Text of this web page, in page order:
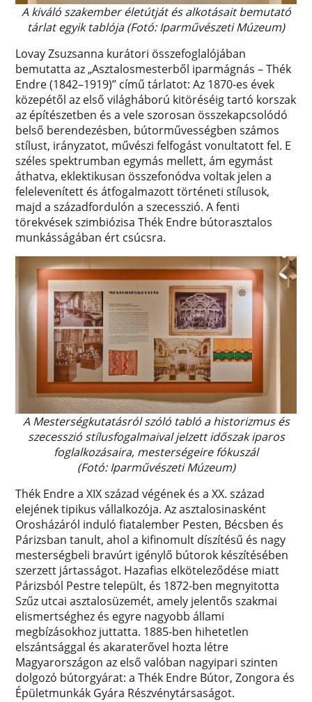
A kiváló szakember életútját és alkotásait bemutató
tárlat egyik tablója (Fotó: Iparművészeti Múzeum)
Lovay Zsuzsanna kurátori összefoglalójában
bemutatta az „Asztalosmesterből iparmágnás – Thék
Endre (1842–1919)” című tárlatot: Az 1870-es évek
közepétől az első világháború kitöréséig tartó korszak
az építészetben és a vele szorosan összekapcsolódó
belső berendezésben, bútorművességben számos
stílust, irányzatot, művészi felfogást vonultatott fel. E
széles spektrumban egymás mellett, ám egymást
áthatva, eklektikusan összefonódva voltak jelen a
felelevenített és átfogalmazott történeti stílusok,
majd a századfordulón a szecesszió. A fenti
törekvések szimbiózisa Thék Endre bútorasztalos
munkásságában ért csúcsra.
A Mesterségkutatásról szóló tabló a historizmus és
szecesszió stílusfogalmaival jelzett időszak iparos
foglalkozásaira, mesterségeire fókuszál
(Fotó: Iparművészeti Múzeum)
Thék Endre a XIX század végének és a XX. század
elejének tipikus vállalkozója. Az asztalosinasként
Orosházáról induló fiatalember Pesten, Bécsben és
Párizsban tanult, ahol a kifinomult díszítésű és nagy
mesterségbeli bravúrt igénylő bútorok készítésében
szerzett jártasságot. Hazafias elköteleződése miatt
Párizsból Pestre települt, és 1872-ben megnyitotta
Szűz utcai asztalosüzemét, amely jelentős szakmai
elismertséghez és egyre nagyobb állami
megbízásokhoz juttatta. 1885-ben hihetetlen
elszántsággal és akaraterővel hozta létre
Magyarországon az első valóban nagyipari szinten
dolgozó bútorgyárat: a Thék Endre Bútor, Zongora és
Épületmunkák Gyára Részvénytársaságot.